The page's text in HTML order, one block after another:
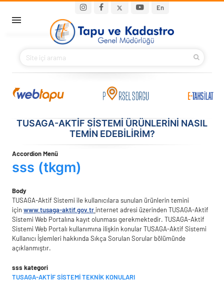
En
Main navigation
BAKANIMIZ
KURUMSAL
PROJELER
İLETIŞIM
S.S.S.
TUSAGA-AKTIF SISTEMI ÜRÜNLERINI NASIL
TEMIN EDEBILIRIM?
Accordion Menü
sss (tkgm)
Body
TUSAGA-Aktif Sistemi ile kullanıcılara sunulan ürünlerin temini
için www.tusaga-aktif.gov.trinternet adresi üzerinden TUSAGA-Aktif
Sistemi Web Portalına kayıt olunması gerekmektedir. TUSAGA-Aktif
Sistemi Web Portalı kullanımına ilişkin konular TUSAGA-Aktif Sistemi
Kullanıcı İşlemleri hakkında Sıkça Sorulan Sorular bölümünde
açıklanmıştır.
sss kategori
TUSAGA-AKTİF SİSTEMİ TEKNİK KONULARI